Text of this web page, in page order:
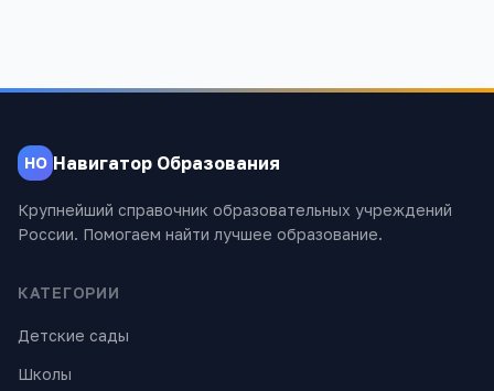
НО Навигатор Образования
Крупнейший справочник образовательных учреждений
России. Помогаем найти лучшее образование.
КАТЕГОРИИ
Детские сады
Школы